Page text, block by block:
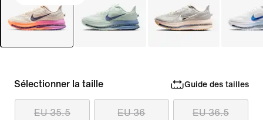
Sélectionner la taille Guide des tailles
EU 35.5 EU 36 EU 36.5